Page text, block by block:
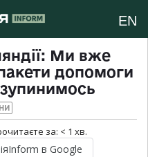
EN
Ми вже
допомоги
за: < 1 хв.
в Google